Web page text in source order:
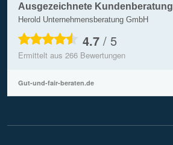
Ausgezeichnete Kundenberatung
Herold Unternehmensberatung GmbH
4.7/ 5
Ermittelt aus 266 Bewertungen
Gut-und-fair-beraten.de